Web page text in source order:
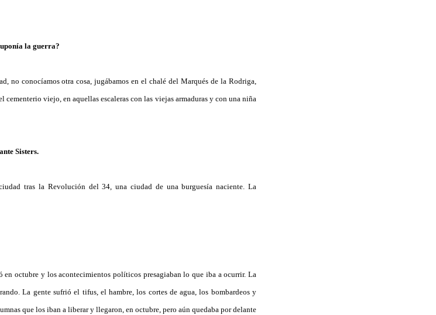
la guerra?
no conocíamos otra cosa, jugábamos en el chalé del Marqués de la Rodriga,
viejo, en aquellas escaleras con las viejas armaduras y con una niña
Sisters.
tras la Revolución del 34, una ciudad de una burguesía naciente. La
en octubre y los acontecimientos políticos presagiaban lo que iba a ocurrir. La
La gente sufrió el tifus, el hambre, los cortes de agua, los bombardeos y
que los iban a liberar y llegaron, en octubre, pero aún quedaba por delante